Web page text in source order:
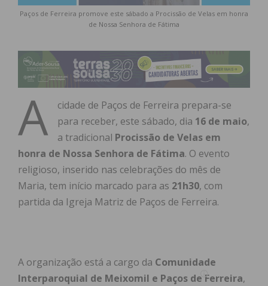
Paços de Ferreira promove este sábado a Procissão de Velas em honra
de Nossa Senhora de Fátima
A
cidade de Paços de Ferreira prepara-se
para receber, este sábado, dia 16 de maio,
a tradicional Procissão de Velas em
honra de Nossa Senhora de Fátima. O evento
religioso, inserido nas celebrações do mês de
Maria, tem início marcado para as 21h30, com
partida da Igreja Matriz de Paços de Ferreira.
A organização está a cargo da Comunidade
Interparoquial de Meixomil e Paços de Ferreira,